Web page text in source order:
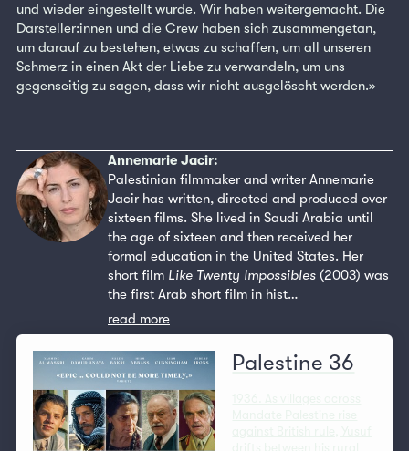
und wieder eingestellt wurde. Wir haben weitergemacht. Die
Darsteller:innen und die Crew haben sich zusammengetan,
um darauf zu bestehen, etwas zu schaffen, um all unseren
Schmerz in einen Akt der Liebe zu verwandeln, um uns
gegenseitig zu sagen, dass wir nicht ausgelöscht werden.»
Annemarie Jacir:
Palestinian filmmaker and writer Annemarie
Jacir has written, directed and produced over
sixteen films. She lived in Saudi Arabia until
the age of sixteen and then received her
formal education in the United States. Her
short film Like Twenty Impossibles (2003) was
the first Arab short film in hist…
read more
Palestine 36